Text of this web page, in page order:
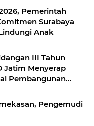
Pemerintah
Surabaya
Anak
III Tahun
Jatim Menyerap
Pembangunan
Pengemudi